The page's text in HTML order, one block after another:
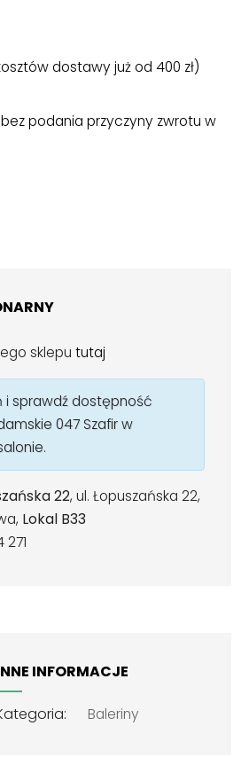
dostawy już od 400 zł)
podania przyczyny zwrotu w
sklepu tutaj
i sprawdź dostępność
047 Szafir w
22, ul. Łopuszańska 22,
Lokal B33
INFORMACJE
Baleriny